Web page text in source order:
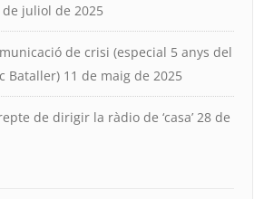
de juliol de 2025
de crisi (especial 5 anys del
Bataller) 11 de maig de 2025
de dirigir la ràdio de ‘casa’ 28 de